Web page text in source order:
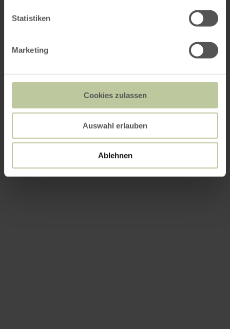
Statistiken
Marketing
Cookies zulassen
Auswahl erlauben
Ablehnen